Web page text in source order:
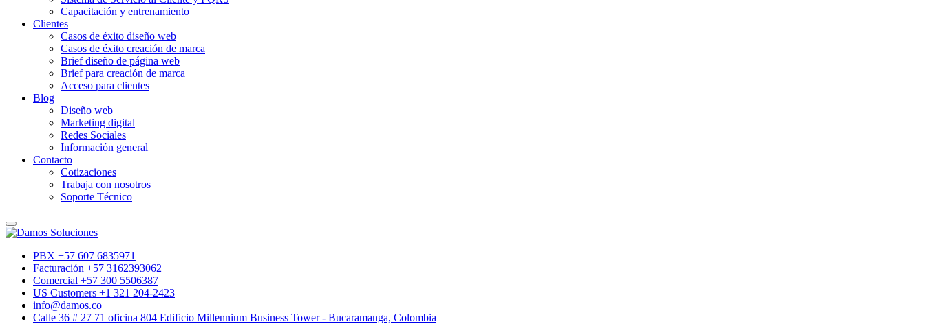
Capacitación y entrenamiento
Clientes
Casos de éxito diseño web
Casos de éxito creación de marca
Brief diseño de página web
Brief para creación de marca
Acceso para clientes
Blog
Diseño web
Marketing digital
Redes Sociales
Información general
Contacto
Cotizaciones
Trabaja con nosotros
Soporte Técnico
PBX +57 607 6835971
Facturación +57 3162393062
Comercial +57 300 5506387
US Customers +1 321 204-2423
info@damos.co
Calle 36 # 27 71 oficina 804 Edificio Millennium Business Tower - Bucaramanga, Colombia